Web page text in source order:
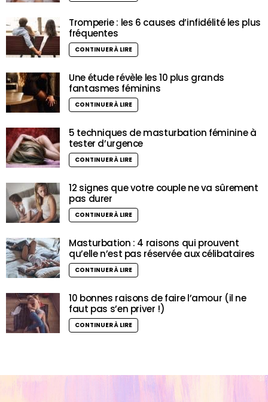
Tromperie : les 6 causes d’infidélité les plus
fréquentes
CONTINUER À LIRE
Une étude révèle les 10 plus grands
fantasmes féminins
CONTINUER À LIRE
5 techniques de masturbation féminine à
tester d’urgence
CONTINUER À LIRE
12 signes que votre couple ne va sûrement
pas durer
CONTINUER À LIRE
Masturbation : 4 raisons qui prouvent
qu’elle n’est pas réservée aux célibataires
CONTINUER À LIRE
10 bonnes raisons de faire l’amour (il ne
faut pas s’en priver !)
CONTINUER À LIRE